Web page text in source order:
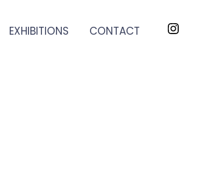
EXHIBITIONS CONTACT